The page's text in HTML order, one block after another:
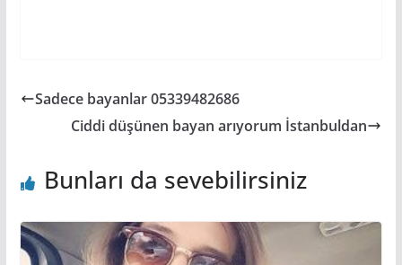
Sadece bayanlar 05339482686
Ciddi düşünen bayan arıyorum İstanbuldan
Bunları da sevebilirsiniz